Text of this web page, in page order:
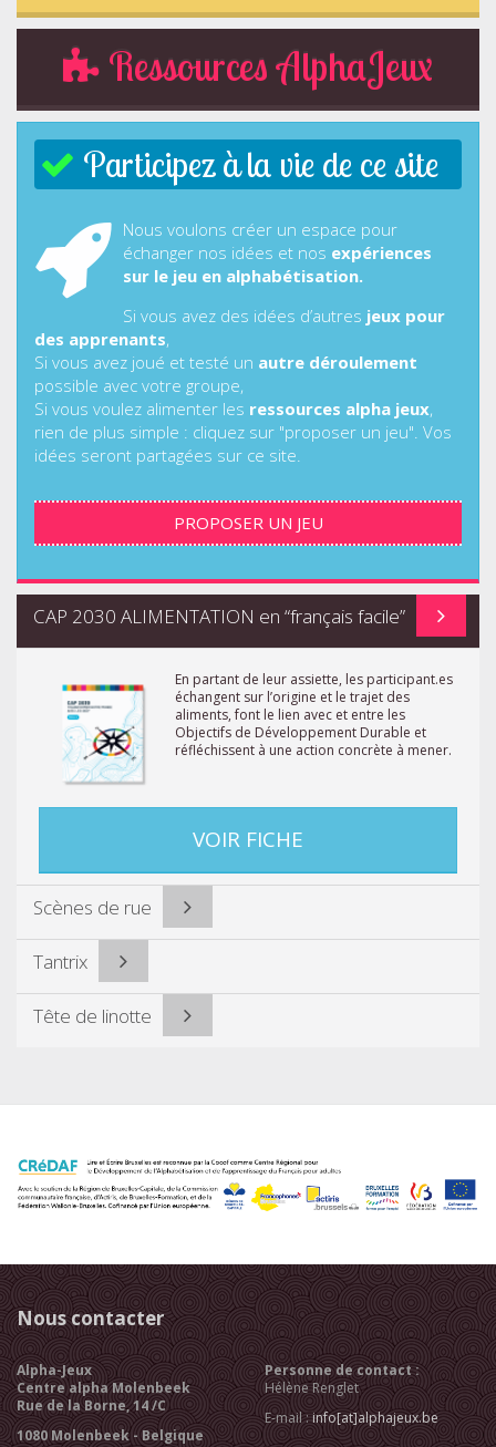
Ressources AlphaJeux
Participez à la vie de ce site
Nous voulons créer un espace pour
échanger nos idées et nos expériences
sur le jeu en alphabétisation.
Si vous avez des idées d’autres jeux pour
des apprenants,
Si vous avez joué et testé un autre déroulement
possible avec votre groupe,
Si vous voulez alimenter les ressources alpha jeux,
rien de plus simple : cliquez sur "proposer un jeu". Vos
idées seront partagées sur ce site.
PROPOSER UN JEU
CAP 2030 ALIMENTATION en “français facile”
En partant de leur assiette, les participant.es
échangent sur l’origine et le trajet des
aliments, font le lien avec et entre les
Objectifs de Développement Durable et
réfléchissent à une action concrète à mener.
VOIR FICHE
Scènes de rue
Tantrix
Tête de linotte
Nous contacter
Alpha-Jeux
Centre alpha Molenbeek
Rue de la Borne, 14 /C
1080 Molenbeek - Belgique
Personne de contact :
Hélène Renglet
E-mail : info[at]alphajeux.be